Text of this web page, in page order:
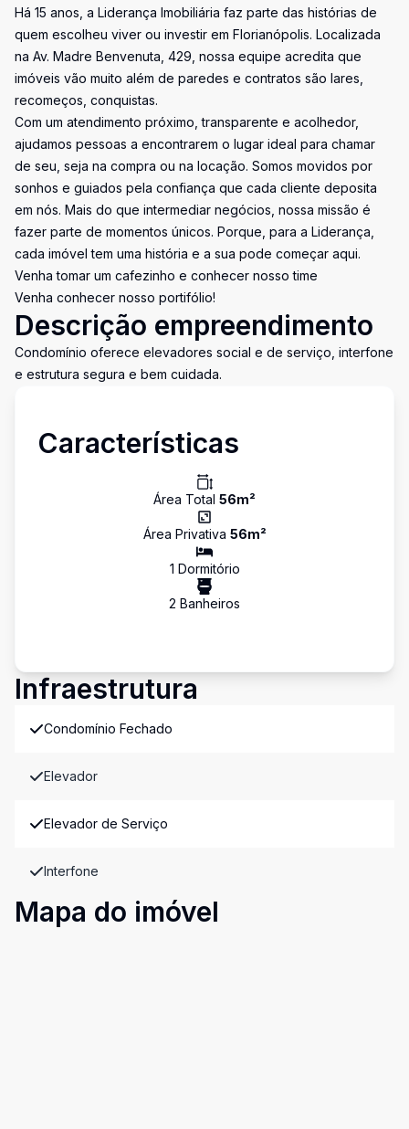
Há 15 anos, a Liderança Imobiliária faz parte das histórias de
quem escolheu viver ou investir em Florianópolis. Localizada
na Av. Madre Benvenuta, 429, nossa equipe acredita que
imóveis vão muito além de paredes e contratos são lares,
recomeços, conquistas.
Com um atendimento próximo, transparente e acolhedor,
ajudamos pessoas a encontrarem o lugar ideal para chamar
de seu, seja na compra ou na locação. Somos movidos por
sonhos e guiados pela confiança que cada cliente deposita
em nós. Mais do que intermediar negócios, nossa missão é
fazer parte de momentos únicos. Porque, para a Liderança,
cada imóvel tem uma história e a sua pode começar aqui.
Venha tomar um cafezinho e conhecer nosso time
Venha conhecer nosso portifólio!
Descrição empreendimento
Condomínio oferece elevadores social e de serviço, interfone
e estrutura segura e bem cuidada.
Características
Área Total 56m²
Área Privativa 56m²
1 Dormitório
2 Banheiros
Infraestrutura
Condomínio Fechado
Elevador
Elevador de Serviço
Interfone
Mapa do imóvel